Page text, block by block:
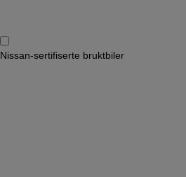
Nissan-sertifiserte bruktbiler